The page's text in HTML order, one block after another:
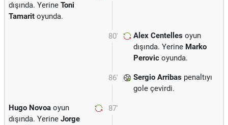
dışında. Yerine Toni
Tamarit oyunda.
80' Alex Centelles oyun
dışında. Yerine Marko
Perovic oyunda.
86' Sergio Arribas penaltıyı
gole çevirdi.
87'
Hugo Novoa oyun
dışında. Yerine Jorge